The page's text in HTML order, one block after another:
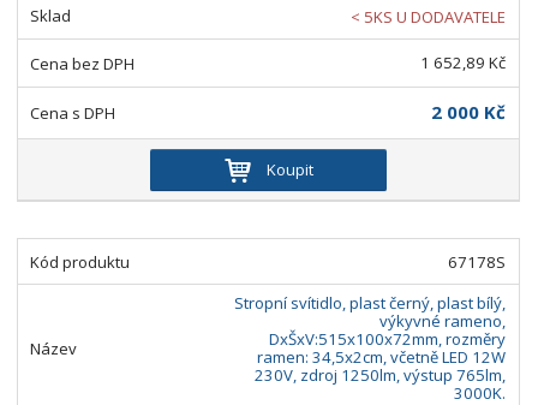
< 5KS U DODAVATELE
1 652,89 Kč
2 000 Kč
Koupit
67178S
Stropní svítidlo, plast černý, plast bílý,
výkyvné rameno,
DxŠxV:515x100x72mm, rozměry
ramen: 34,5x2cm, včetně LED 12W
230V, zdroj 1250lm, výstup 765lm,
3000K.